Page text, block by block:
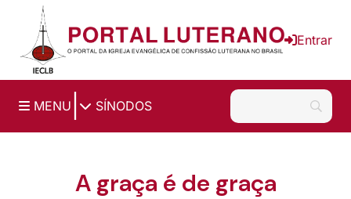
Ir para o conteúdo principal
Entrar
MENU SÍNODOS
A graça é de graça